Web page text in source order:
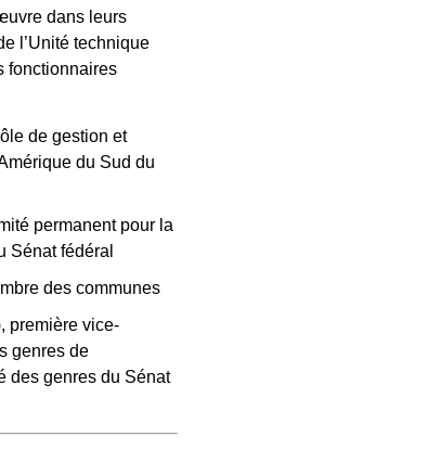
dans leurs
l’Unité technique
fonctionnaires
de gestion et
du Sud du
permanent pour la
Sénat fédéral
des communes
première vice-
genres de
des genres du Sénat